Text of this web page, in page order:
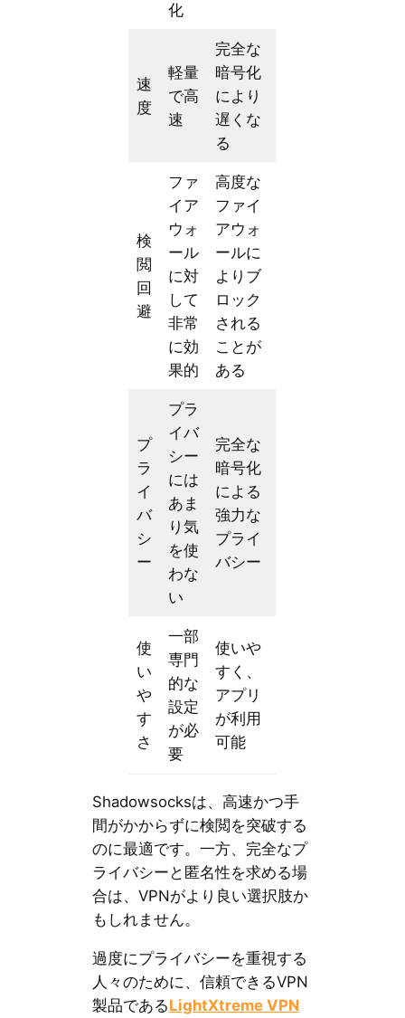
化
速
度
軽量
で高
速
完全な
暗号化
により
遅くな
る
検
閲
回
避
ファ
イア
ウォ
ール
に対
して
非常
に効
果的
高度な
ファイ
アウォ
ールに
よりブ
ロック
される
ことが
ある
プ
ラ
イ
バ
シ
ー
プラ
イバ
シー
には
あま
り気
を使
わな
い
完全な
暗号化
による
強力な
プライ
バシー
使
い
や
す
さ
一部
専門
的な
設定
が必
要
使いや
すく、
アプリ
が利用
可能
Shadowsocksは、高速かつ手
間がかからずに検閲を突破する
のに最適です。一方、完全なプ
ライバシーと匿名性を求める場
合は、VPNがより良い選択肢か
もしれません。
過度にプライバシーを重視する
人々のために、信頼できるVPN
製品であるLightXtreme VPN